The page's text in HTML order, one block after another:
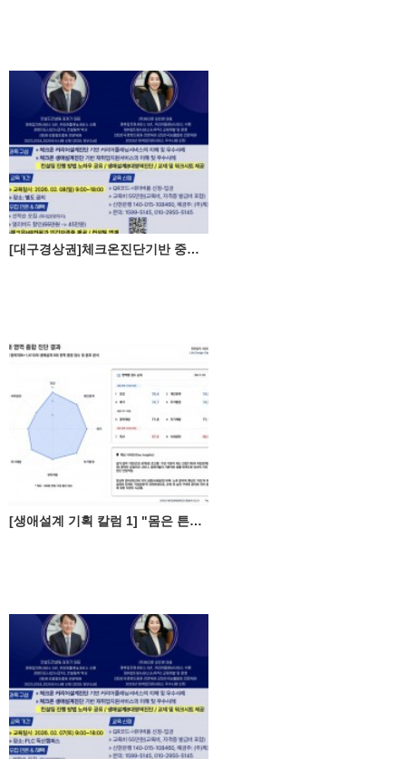
[대구경상권]체크온진단기반 중장년 커리어설계 자격과정(2월8일)
[생애설계 기획 칼럼 1] "몸은 튼튼한데 통장은 빈약?"... 중장년의 불안한 성적표